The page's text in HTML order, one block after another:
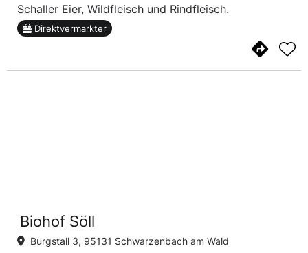
Schaller Eier, Wildfleisch und Rindfleisch.
Direktvermarkter
Biohof Söll
Burgstall 3, 95131 Schwarzenbach am Wald